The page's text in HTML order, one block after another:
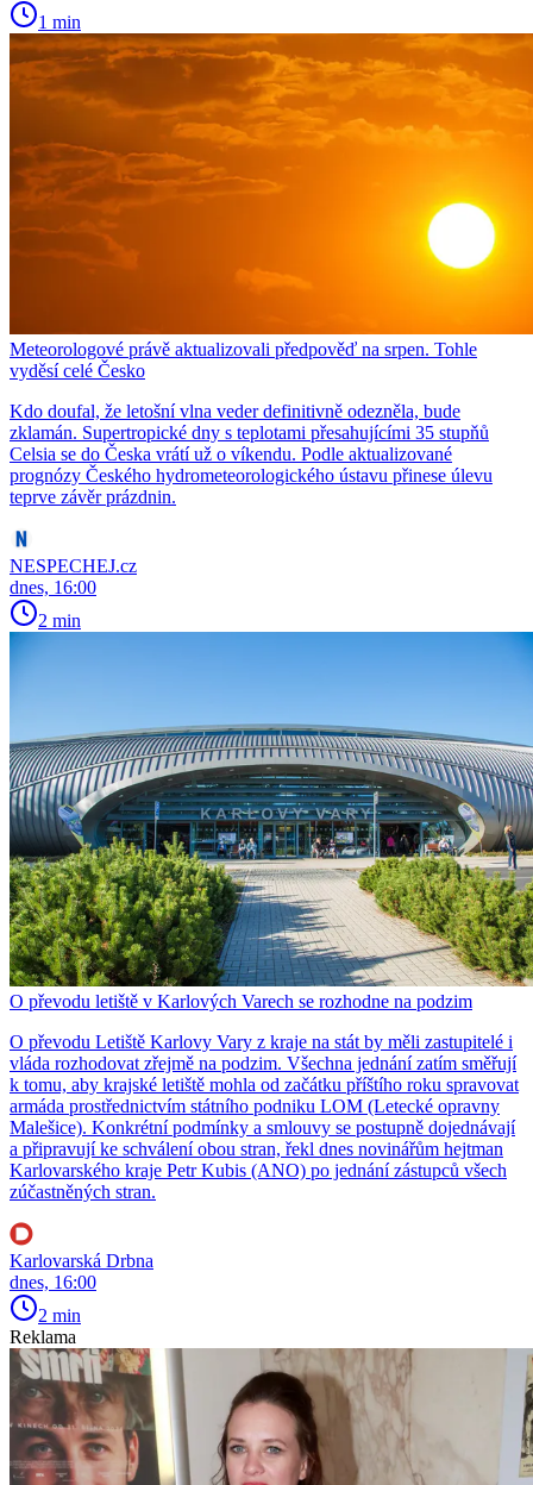
1 min
Meteorologové právě aktualizovali předpověď na srpen. Tohle
vyděsí celé Česko
Kdo doufal, že letošní vlna veder definitivně odezněla, bude
zklamán. Supertropické dny s teplotami přesahujícími 35 stupňů
Celsia se do Česka vrátí už o víkendu. Podle aktualizované
prognózy Českého hydrometeorologického ústavu přinese úlevu
teprve závěr prázdnin.
NESPECHEJ.cz
dnes, 16:00
2 min
O převodu letiště v Karlových Varech se rozhodne na podzim
O převodu Letiště Karlovy Vary z kraje na stát by měli zastupitelé i
vláda rozhodovat zřejmě na podzim. Všechna jednání zatím směřují
k tomu, aby krajské letiště mohla od začátku příštího roku spravovat
armáda prostřednictvím státního podniku LOM (Letecké opravny
Malešice). Konkrétní podmínky a smlouvy se postupně dojednávají
a připravují ke schválení obou stran, řekl dnes novinářům hejtman
Karlovarského kraje Petr Kubis (ANO) po jednání zástupců všech
zúčastněných stran.
Karlovarská Drbna
dnes, 16:00
2 min
Reklama